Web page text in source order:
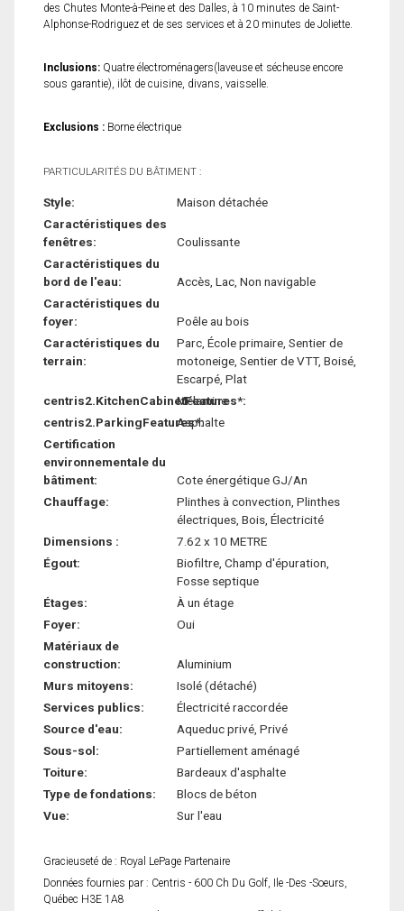
des Chutes Monte-à-Peine et des Dalles, à 10 minutes de Saint-
Alphonse-Rodriguez et de ses services et à 20 minutes de Joliette.
Inclusions: Quatre électroménagers(laveuse et sécheuse encore
sous garantie), ilôt de cuisine, divans, vaisselle.
Exclusions : Borne électrique
PARTICULARITÉS DU BÂTIMENT :
Style:
Maison détachée
Caractéristiques des
fenêtres:
Coulissante
Caractéristiques du
bord de l'eau:
Accès, Lac, Non navigable
Caractéristiques du
foyer:
Poêle au bois
Caractéristiques du
terrain:
Parc, École primaire, Sentier de
motoneige, Sentier de VTT, Boisé,
Escarpé, Plat
centris2.KitchenCabinetFeatures*:
Mélamine
centris2.ParkingFeatures*:
Asphalte
Certification
environnementale du
bâtiment:
Cote énergétique GJ/An
Chauffage:
Plinthes à convection, Plinthes
électriques, Bois, Électricité
Dimensions :
7.62 x 10 METRE
Égout:
Biofiltre, Champ d'épuration,
Fosse septique
Étages:
À un étage
Foyer:
Oui
Matériaux de
construction:
Aluminium
Murs mitoyens:
Isolé (détaché)
Services publics:
Électricité raccordée
Source d'eau:
Aqueduc privé, Privé
Sous-sol:
Partiellement aménagé
Toiture:
Bardeaux d'asphalte
Type de fondations:
Blocs de béton
Vue:
Sur l'eau
Gracieuseté de : Royal LePage Partenaire
Données fournies par : Centris - 600 Ch Du Golf, Ile -Des -Soeurs,
Québec H3E 1A8